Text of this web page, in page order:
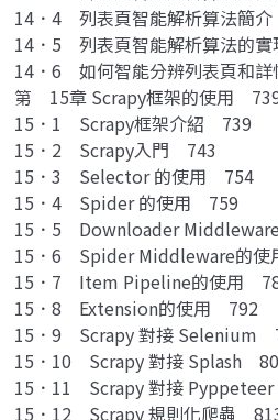
14．4 列表頁智能解析算法簡
14．5 列表頁智能解析算法的
14．6 如何智能分辨列表頁和
第 15章 Scrapy框架的使用
15．1 Scrapy框架介紹 739
15．2 Scrapy入門 743
15．3 Selector 的使用 754
15．4 Spider 的使用 759
15．5 Downloader
15．6 Spider Middleware的
15．7 Item Pipeline的使用
15．8 Extension的使用 792
15．9 Scrapy 對接 Selenium
15．10 Scrapy 對接 Splash
15．11 Scrapy 對接
15．12 Scrapy 規則化爬蟲